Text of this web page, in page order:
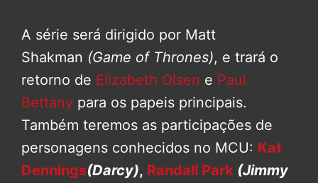
A série será dirigido por Matt
Shakman (Game of Thrones), e trará o
retorno de Elizabeth Olsen e Paul
Bettany para os papeis principais.
Também teremos as participações de
personagens conhecidos no MCU: Kat
Dennings(Darcy), Randall Park (Jimmy